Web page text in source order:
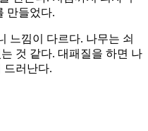
만들었다.
느낌이 다르다. 나무는 쇠
것 같다. 대패질을 하면 나
드러난다.